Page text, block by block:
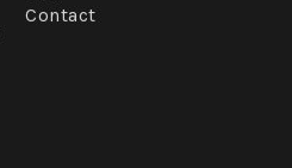
Contact